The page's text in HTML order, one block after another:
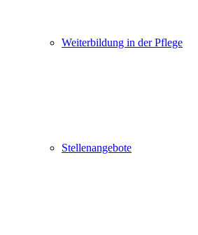
Weiterbildung in der Pflege
Stellenangebote